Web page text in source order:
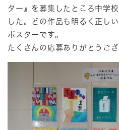
ター』を募集したところ中学
した。どの作品も明るく正し
ポスターです。
たくさんの応募ありがとうござ